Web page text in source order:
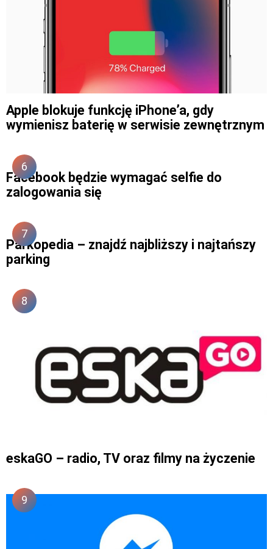
Apple blokuje funkcję iPhone’a, gdy
wymienisz baterię w serwisie zewnętrznym
Facebook będzie wymagać selfie do
zalogowania się
Parkopedia – znajdź najbliższy i najtańszy
parking
eskaGO – radio, TV oraz filmy na życzenie